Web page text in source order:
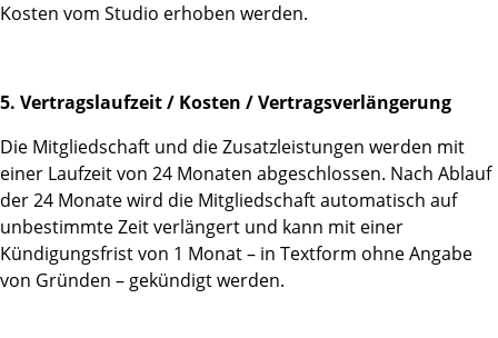
Kosten vom Studio erhoben werden.
5. Vertragslaufzeit / Kosten / Vertragsverlängerung
Die Mitgliedschaft und die Zusatzleistungen werden mit
einer Laufzeit von 24 Monaten abgeschlossen. Nach Ablauf
der 24 Monate wird die Mitgliedschaft automatisch auf
unbestimmte Zeit verlängert und kann mit einer
Kündigungsfrist von 1 Monat – in Textform ohne Angabe
von Gründen – gekündigt werden.